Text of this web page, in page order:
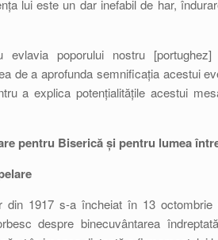
lui este un dar inefabil de har,
evlavia poporului nostru
de a aprofunda semnificația acestui
a explica potențialitățile acestui
pentru Biserică și pentru lumea
din 1917 s-a încheiat în 13
despre binecuvântarea